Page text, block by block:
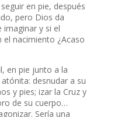
en pie, después
pero Dios da
imaginar y si el
el nacimiento ¿Acaso
en pie junto a la
desnudar a su
y pies; izar la Cruz y
de su cuerpo…
Sería una